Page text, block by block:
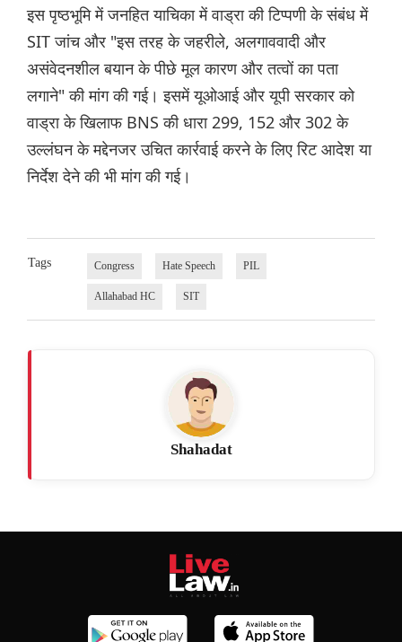
इस पृष्ठभूमि में जनहित याचिका में वाड्रा की टिप्पणी के संबंध में
SIT जांच और "इस तरह के जहरीले, अलगाववादी और
असंवेदनशील बयान के पीछे मूल कारण और तत्वों का पता
लगाने" की मांग की गई। इसमें यूओआई और यूपी सरकार को
वाड्रा के खिलाफ BNS की धारा 299, 152 और 302 के
उल्लंघन के मद्देनजर उचित कार्रवाई करने के लिए रिट आदेश या
निर्देश देने की भी मांग की गई।
Tags Congress Hate Speech PIL
Allahabad HC SIT
Shahadat